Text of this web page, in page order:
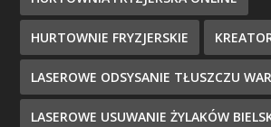
HURTOWNIE FRYZJERSKIE
LASEROWE ODSYSANIE TŁUSZCZU
LASEROWE USUWANIE ŻYLAKÓW